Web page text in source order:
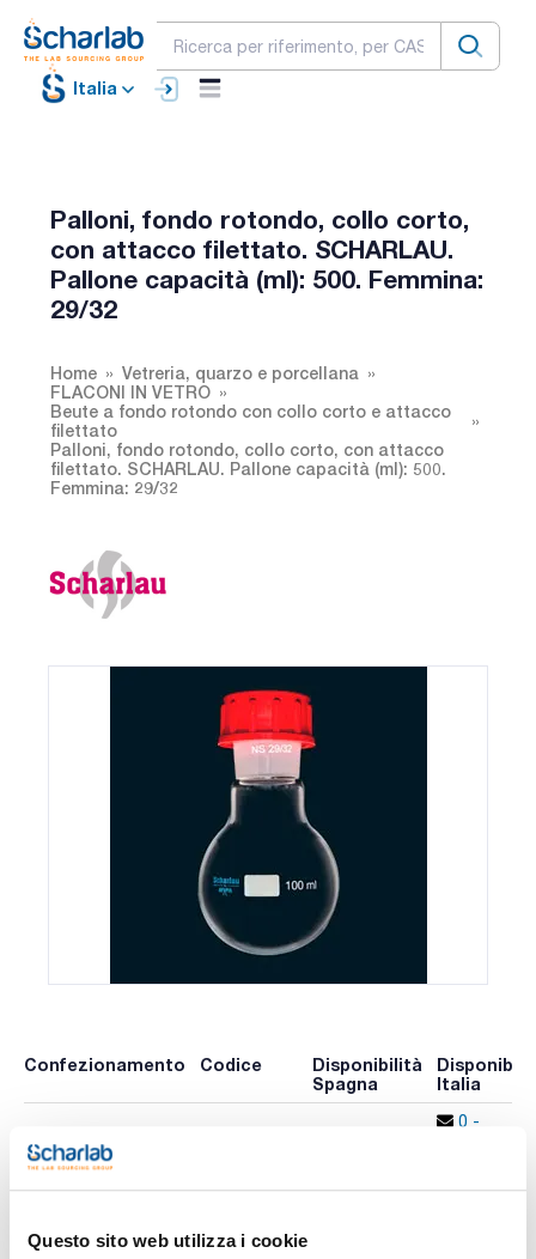
Questo sito web utilizza i cookie
Italia
Palloni, fondo rotondo, collo corto,
con attacco filettato. SCHARLAU.
Pallone capacità (ml): 500. Femmina:
29/32
Home
Vetreria, quarzo e porcellana
FLACONI IN VETRO
Beute a fondo rotondo con collo corto e attacco
filettato
Palloni, fondo rotondo, collo corto, con attacco
filettato. SCHARLAU. Pallone capacità (ml): 500.
Femmina: 29/32
Confezionamento Codice
Disponibilità
Spagna
Italia
x u.
0 -